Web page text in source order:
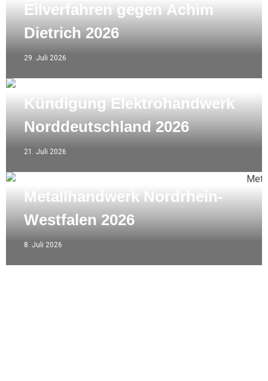
Eilverfahren gegen Achim
Dietrich 2026
29. Juli 2026
Kündigung Elektrohandwerk
Norddeutschland 2026
21. Juli 2026
Metallhandwerk Nordrhein-
Westfalen 2026
8. Juli 2026